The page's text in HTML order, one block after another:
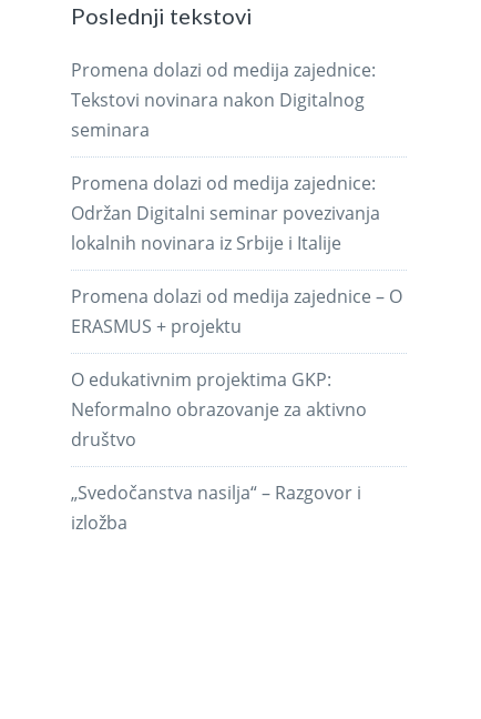
Poslednji tekstovi
Promena dolazi od medija zajednice:
Tekstovi novinara nakon Digitalnog
seminara
Promena dolazi od medija zajednice:
Održan Digitalni seminar povezivanja
lokalnih novinara iz Srbije i Italije
Promena dolazi od medija zajednice – O
ERASMUS + projektu
O edukativnim projektima GKP:
Neformalno obrazovanje za aktivno
društvo
„Svedočanstva nasilja“ – Razgovor i
izložba